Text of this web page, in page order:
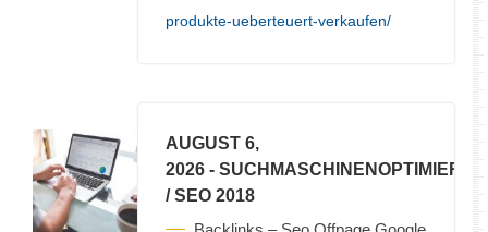
produkte-ueberteuert-verkaufen/
AUGUST 6,
2026 -
/ SEO 2018